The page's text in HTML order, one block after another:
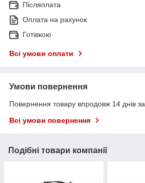
Післяплата
Оплата на рахунок
Готівкою
Всі умови оплати
Умови повернення
Повернення товару впродовж 14 днів
Всі умови повернення
Подібні товари компанії